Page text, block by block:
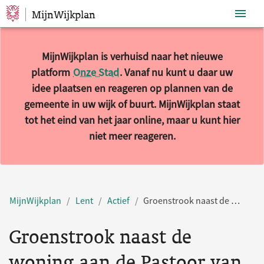
Sla navigatie over
MijnWijkplan
MijnWijkplan is verhuisd naar het nieuwe
platform Onze Stad. Vanaf nu kunt u daar uw
idee plaatsen en reageren op plannen van de
gemeente in uw wijk of buurt. MijnWijkplan staat
tot het eind van het jaar online, maar u kunt hier
niet meer reageren.
MijnWijkplan Lent Actief Groenstrook naast de woning aan de Pastoor van Laakstraat 60C
Groenstrook naast de